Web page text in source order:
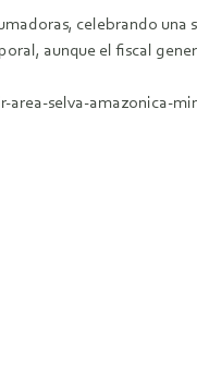
celebrando
aunque el fiscal
selva-amazonica-